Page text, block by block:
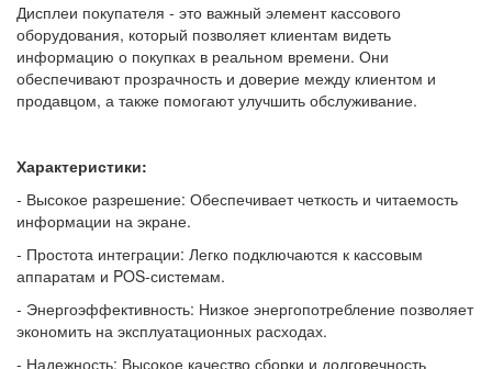
Дисплеи покупателя - это важный элемент кассового
оборудования, который позволяет клиентам видеть
информацию о покупках в реальном времени. Они
обеспечивают прозрачность и доверие между клиентом и
продавцом, а также помогают улучшить обслуживание.
Характеристики:
- Высокое разрешение: Обеспечивает четкость и читаемость
информации на экране.
- Простота интеграции: Легко подключаются к кассовым
аппаратам и POS-системам.
- Энергоэффективность: Низкое энергопотребление позволяет
экономить на эксплуатационных расходах.
- Надежность: Высокое качество сборки и долговечность